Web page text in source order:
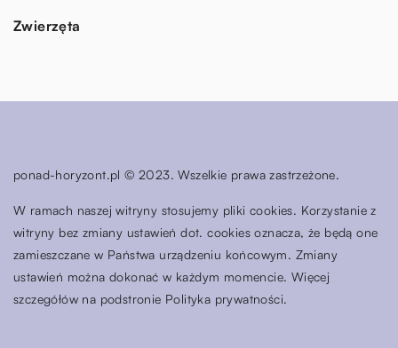
Zwierzęta
ponad-horyzont.pl © 2023. Wszelkie prawa zastrzeżone.
W ramach naszej witryny stosujemy pliki cookies. Korzystanie z
witryny bez zmiany ustawień dot. cookies oznacza, że będą one
zamieszczane w Państwa urządzeniu końcowym. Zmiany
ustawień można dokonać w każdym momencie. Więcej
szczegółów na podstronie Polityka prywatności.